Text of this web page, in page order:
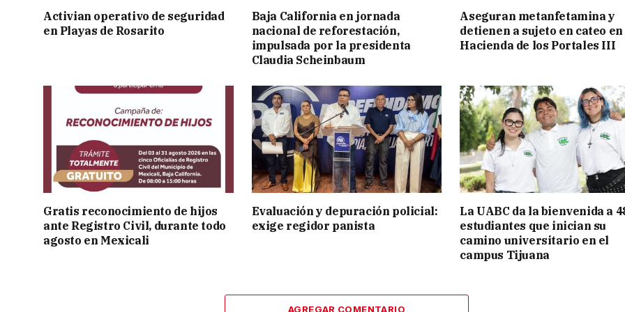
Activian operativo de seguridad
en Playas de Rosarito
Baja California en jornada
nacional de reforestación,
impulsada por la presidenta
Claudia Scheinbaum
Aseguran metanfetamina y
detienen a sujeto en cateo en
Hacienda de los Portales III
Gratis reconocimiento de hijos
ante Registro Civil, durante todo
agosto en Mexicali
Evaluación y depuración policial:
exige regidor panista
La UABC da la bienvenida a
estudiantes que inician su
camino universitario en el
campus Tijuana
AGREGAR COMENTARIO